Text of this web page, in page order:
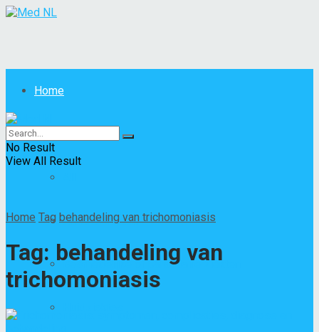
Home
Ziekten
Andere ziekten
Besmettelijke of parasitaire ziekten
No Result
View All Result
Home Tag behandeling van trichomoniasis
Tag: behandeling van
trichomoniasis